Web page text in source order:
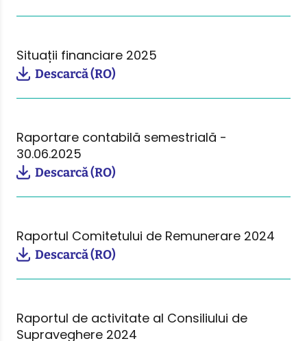
Situații financiare 2025
Descarcă (RO)
Raportare contabilă semestrială -
30.06.2025
Descarcă (RO)
Raportul Comitetului de Remunerare 2024
Descarcă (RO)
Raportul de activitate al Consiliului de
Supraveghere 2024